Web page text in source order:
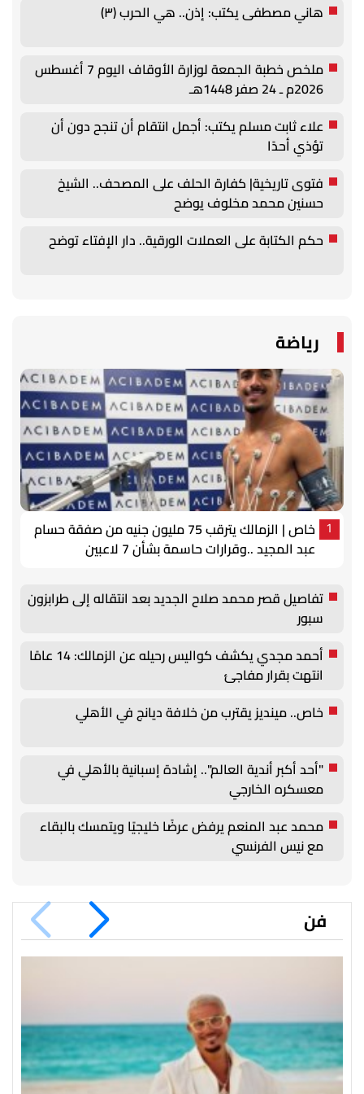
هاني مصطفى يكتب: إذن.. هي الحرب (٣)
ملخص خطبة الجمعة لوزارة الأوقاف اليوم 7 أغسطس
2026م ـ 24 صفر 1448هـ
علاء ثابت مسلم يكتب: أجمل انتقام أن تنجح دون أن
تؤذي أحدًا
فتوى تاريخية| كفارة الحلف على المصحف.. الشيخ
حسنين محمد مخلوف يوضح
حكم الكتابة على العملات الورقية.. دار الإفتاء توضح
رياضة
1
خاص | الزمالك يترقب 75 مليون جنيه من صفقة حسام
عبد المجيد ..وقرارات حاسمة بشأن 7 لاعبين
تفاصيل قصر محمد صلاح الجديد بعد انتقاله إلى طرابزون
سبور
أحمد مجدي يكشف كواليس رحيله عن الزمالك: 14 عامًا
انتهت بقرار مفاجئ
خاص.. مينديز يقترب من خلافة ديانج في الأهلي
"أحد أكبر أندية العالم".. إشادة إسبانية بالأهلي في
معسكره الخارجي
محمد عبد المنعم يرفض عرضًا خليجيًا ويتمسك بالبقاء
مع نيس الفرنسي
فن